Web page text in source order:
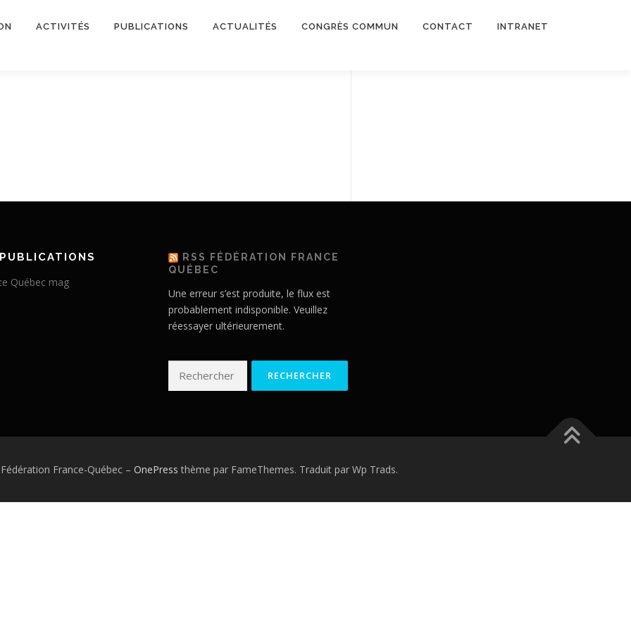
ACTIVITÉS PUBLICATIONS ACTUALITÉS CONGRÈS COMMUN CONTACT INTRANET
RSS FÉDÉRATION FRANCE
QUÉBEC
Une erreur s’est produite, le flux est
probablement indisponible. Veuillez
réessayer ultérieurement.
France-Québec – OnePress thème par FameThemes. Traduit par Wp Trads.